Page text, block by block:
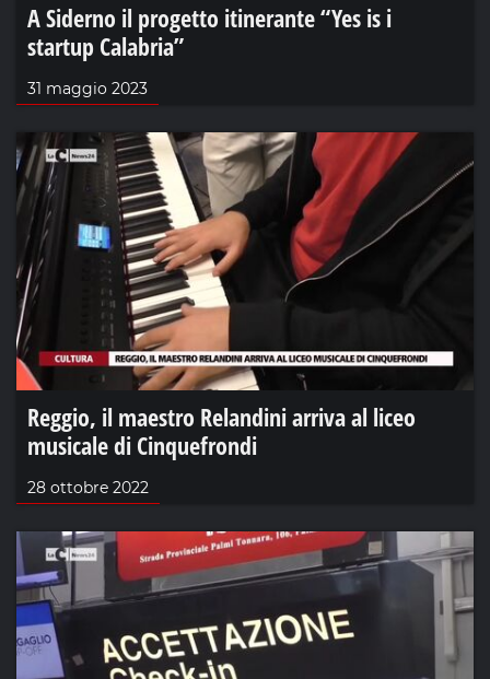
A Siderno il progetto itinerante “Yes is i
startup Calabria”
31 maggio 2023
Reggio, il maestro Relandini arriva al liceo
musicale di Cinquefrondi
28 ottobre 2022